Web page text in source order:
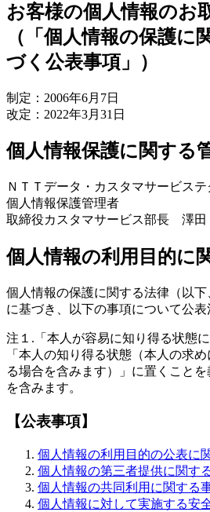
お客様の個人情報のお
（「個人情報の保護に
づく公表事項」）
制定：2006年6月7日
改定：2022年3月31日
個人情報保護に関する
ＮＴＴデータ・カスタマサービス
個人情報保護管理者
取締役カスタマサービス部長 澤田
個人情報の利用目的に
個人情報の保護に関する法律（以下
に基づき、以下の事項について公表
注１. 「本人が容易に知り得る状態
「本人の知り得る状態（本人の求
る場合を含みます）」に置くこと
を含みます。
【公表事項】
個人情報の利用目的の公表に
個人情報の第三者提供に関す
個人情報の共同利用に関する
個人情報に対して実施する安